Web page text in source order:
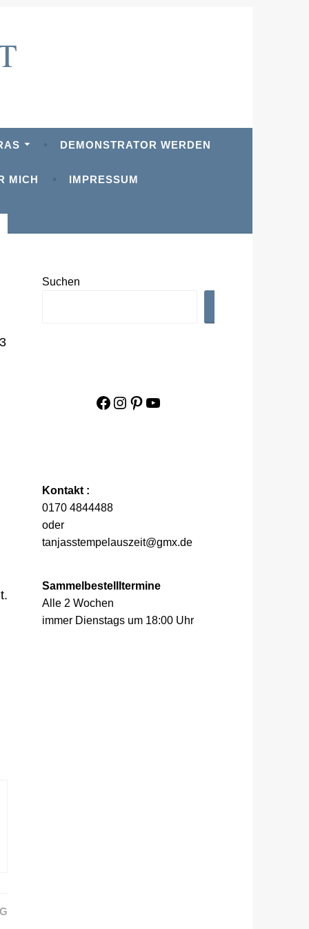
DEMONSTRATOR WERDEN
MICH IMPRESSUM
Suchen
Facebook
Instagram
Pinterest
YouTube
Kontakt :
0170 4844488
oder
tanjasstempelauszeit@gmx.de
Sammelbestellltermine
Alle 2 Wochen
immer Dienstags um 18:00 Uhr